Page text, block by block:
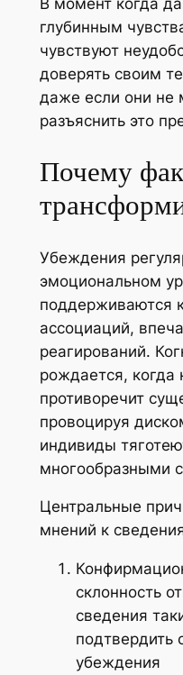
В момент когда
глубинным
чувствуют
доверять своим
даже если они не
разъяснить это
Почему
Убеждения
эмоциональном
поддерживаются
ассоциаций,
реагирований.
рождается, когда
противоречит
провоцируя
индивиды
многообразными
Центральные
мнений к
склонность
сведения
убеждения